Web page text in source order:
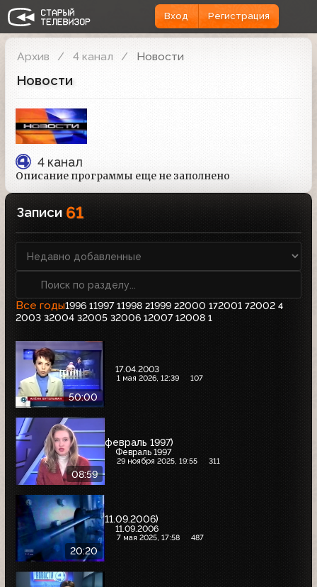
Вход Регистрация
Архив 4 канал Новости
Новости
4 канал
Описание программы еще не заполнено
Записи 61
Все годы1996 11997 11998 21999 22000 172001 72002 4
2003 32004 32005 32006 12007 12008 1
50:00
17.04.2003
1 мая 2026, 12:39 107
08:59
февраль 1997)
Февраль 1997
29 ноября 2025, 19:55 311
20:20
11.09.2006)
11.09.2006
7 мая 2025, 17:58 487